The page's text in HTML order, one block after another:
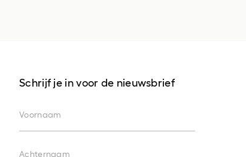
Schrijf je in voor de nieuwsbrief
Voornaam
Achternaam